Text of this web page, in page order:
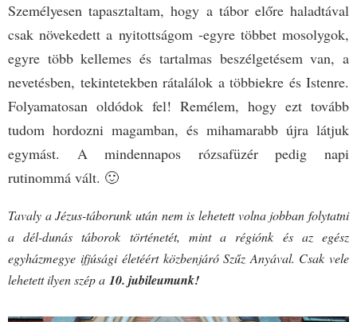
Személyesen tapasztaltam, hogy a tábor előre haladtával
csak növekedett a nyitottságom -egyre többet mosolygok,
egyre több kellemes és tartalmas beszélgetésem van, a
nevetésben, tekintetekben rátalálok a többiekre és Istenre.
Folyamatosan oldódok fel! Remélem, hogy ezt tovább
tudom hordozni magamban, és mihamarabb újra látjuk
egymást. A mindennapos rózsafüzér pedig napi
rutinommá vált. 🙂
Tavaly a Jézus-táborunk után nem is lehetett volna jobban folytatni
a dél-dunás táborok történetét, mint a régiónk és az egész
egyházmegye ifjúsági életéért közbenjáró Szűz Anyával. Csak vele
lehetett ilyen szép a 10. jubileumunk!